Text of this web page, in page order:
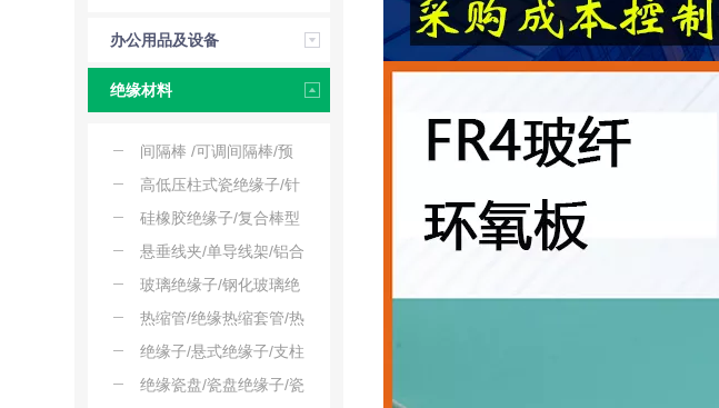
办公用品及设备
绝缘材料
间隔棒 /可调间隔棒/预
绞式间隔棒
高低压柱式瓷绝缘子/针
式陶瓷线路柱式/瓷瓶支
撑绝缘子
硅橡胶绝缘子/复合棒型
悬式绝缘子/复合绝缘子
悬垂线夹/单导线架/铝合
金悬垂线夹
玻璃绝缘子/钢化玻璃绝
缘子/双伞型悬式玻璃绝
缘子
热缩管/绝缘热缩套管/热
收缩套管
绝缘子/悬式绝缘子/支柱
绝缘子
绝缘瓷盘/瓷盘绝缘子/瓷